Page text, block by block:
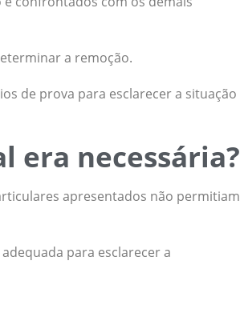
a remoção.
de prova para esclarecer a situação
era necessária?
apresentados não permitiam
para esclarecer a